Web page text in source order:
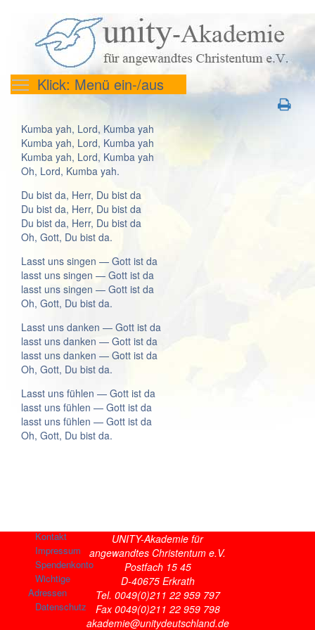
UNITY-Akademie für
angewandtes Christentum e.V.
Postfach 15 45
D-40675 Erkrath
Tel. 0049(0)211 22 959 797
Fax 0049(0)211 22 959 798
akademie@unitydeutschland.de
Kontakt
Impressum
Spendenkonto
Wichtige
Adressen
Datenschutz
Klick: Menü ein-/aus
Kumba yah, Lord, Kumba yah
Kumba yah, Lord, Kumba yah
Kumba yah, Lord, Kumba yah
Oh, Lord, Kumba yah.
Du bist da, Herr, Du bist da
Du bist da, Herr, Du bist da
Du bist da, Herr, Du bist da
Oh, Gott, Du bist da.
Lasst uns singen — Gott ist da
lasst uns singen — Gott ist da
lasst uns singen — Gott ist da
Oh, Gott, Du bist da.
Lasst uns danken — Gott ist da
lasst uns danken — Gott ist da
lasst uns danken — Gott ist da
Oh, Gott, Du bist da.
Lasst uns fühlen — Gott ist da
lasst uns fühlen — Gott ist da
lasst uns fühlen — Gott ist da
Oh, Gott, Du bist da.